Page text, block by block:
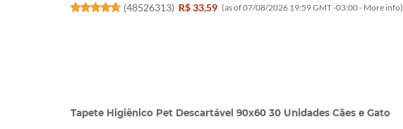
(48526313) R$ 33,59 (as of 07/08/2026 19:59 GMT -03:00 - More info)
Tapete Higiênico Pet Descartável 90x60 30 Unidades Cães e Gato